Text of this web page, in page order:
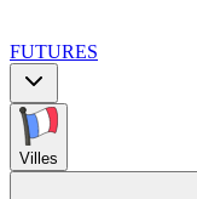
FUTURES
Villes